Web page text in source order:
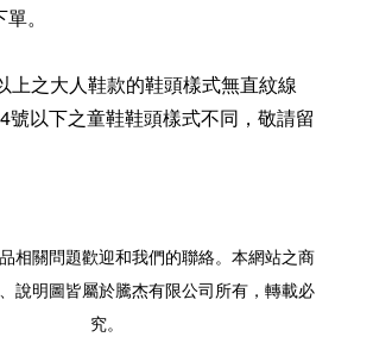
。
上之大人鞋款的鞋頭樣式無直紋線
號以下之童鞋鞋頭樣式不同，敬請留
相關問題歡迎和我們的聯絡。本網站之商
說明圖皆屬於騰杰有限公司所有，轉載必
究。